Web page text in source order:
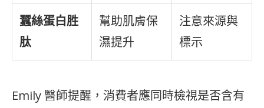
蠶絲蛋白胜
肽
幫助肌膚保
濕提升
注意來源與
標示
Emily 醫師提醒，消費者應同時檢視是否含有